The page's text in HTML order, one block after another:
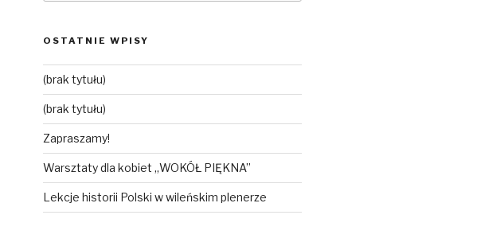
OSTATNIE WPISY
(brak tytułu)
(brak tytułu)
Zapraszamy!
Warsztaty dla kobiet „WOKÓŁ PIĘKNA”
Lekcje historii Polski w wileńskim plenerze